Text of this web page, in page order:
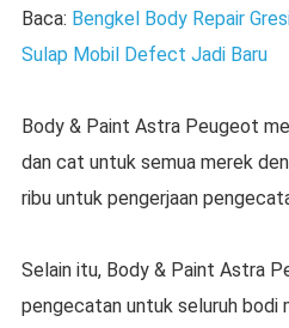
Baca: Bengkel Body Repair
Sulap Mobil Defect Jadi Baru
Body & Paint Astra Peugeot
dan cat untuk semua merek
ribu untuk pengerjaan
Selain itu, Body & Paint Astra
pengecatan untuk seluruh bodi